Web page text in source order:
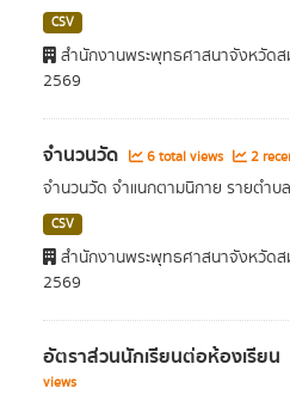
CSV
สำนักงานพระพุทธศาสนาจังหวัด
2569
จำนวนวัด 6 total views 2
จำนวนวัด จำแนกตามนิกาย รายตำบล
CSV
สำนักงานพระพุทธศาสนาจังหวัด
2569
อัตราส่วนนักเรียนต่อห้องเรียน
views